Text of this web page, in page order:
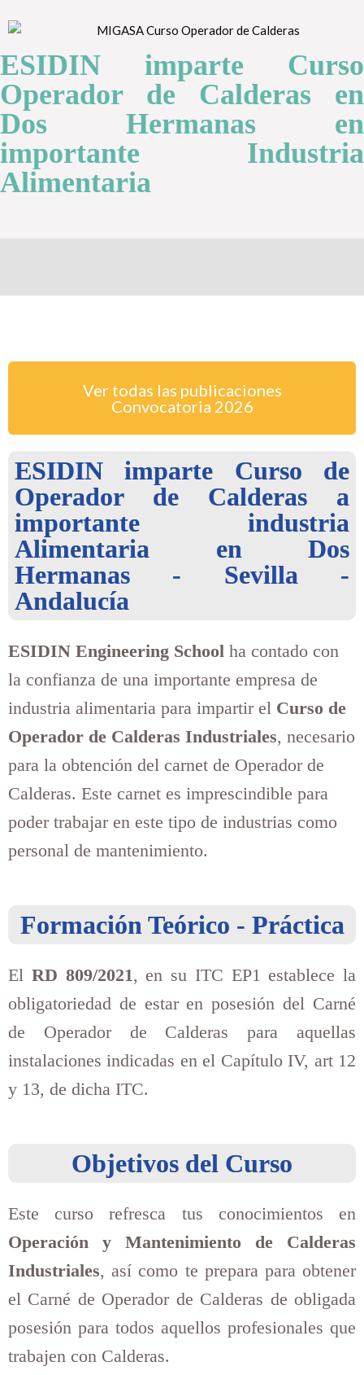
ESIDIN imparte Curso
Operador de Calderas en
Dos Hermanas en
importante Industria
Alimentaria
Ver todas las publicaciones
Convocatoria 2026
ESIDIN imparte Curso de
Operador de Calderas a
importante industria
Alimentaria en Dos
Hermanas - Sevilla -
Andalucía
ESIDIN Engineering School ha contado con
la confianza de una importante empresa de
industria alimentaria para impartir el Curso de
Operador de Calderas Industriales, necesario
para la obtención del carnet de Operador de
Calderas. Este carnet es imprescindible para
poder trabajar en este tipo de industrias como
personal de mantenimiento.
Formación Teórico - Práctica
El RD 809/2021, en su ITC EP1 establece la
obligatoriedad de estar en posesión del Carné
de Operador de Calderas para aquellas
instalaciones indicadas en el Capítulo IV, art 12
y 13, de dicha ITC.
Objetivos del Curso
Este curso refresca tus conocimientos en
Operación y Mantenimiento de Calderas
Industriales, así como te prepara para obtener
el Carné de Operador de Calderas de obligada
posesión para todos aquellos profesionales que
trabajen con Calderas.